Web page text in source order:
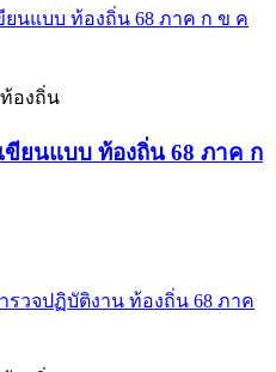
องถิ่น
ยนแบบ ท้องถิ่น 68 ภาค ก